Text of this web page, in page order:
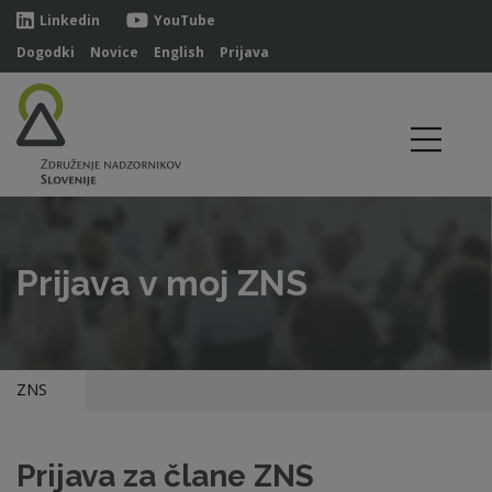
Linkedin
YouTube
Dogodki
Novice English Prijava
Prijava v moj ZNS
ZNS
Prijava za člane ZNS